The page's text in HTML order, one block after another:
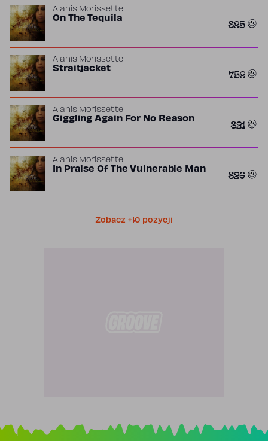
Alanis Morissette
On The Tequila 825
Alanis Morissette
Straitjacket 752
Alanis Morissette
Giggling Again For No Reason 821
Alanis Morissette
In Praise Of The Vulnerable Man 826
Zobacz +10 pozycji